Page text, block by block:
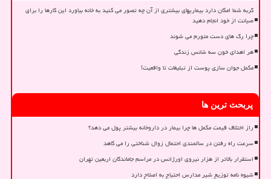
گربه شما امکان دارد بیماریهای بیشتری از آن چه تصور می کنید به خانه بیاورد این کارها را برای
صیانت از خود انجام دهید
چرا رگ های دست متورم می شوند
هر اهدای خون سه شانس زندگی
مکمل جوان سازی پوست از تبلیغات تا واقعیت!
پربحث ترین ها
راز اختلاف قیمت مکمل ها چرا بیمار در داروخانه بیشتر پول می دهد؟
سرعت راه رفتن در سالمندی احتمال زوال شناختی را می کاهد
استقرار بالاتر از هزار نیروی اورژانس در مراسم جاماندگان اربعین تهران
شیوه نامه توزیع شیر مدارس احتیاج به اصلاح دارد